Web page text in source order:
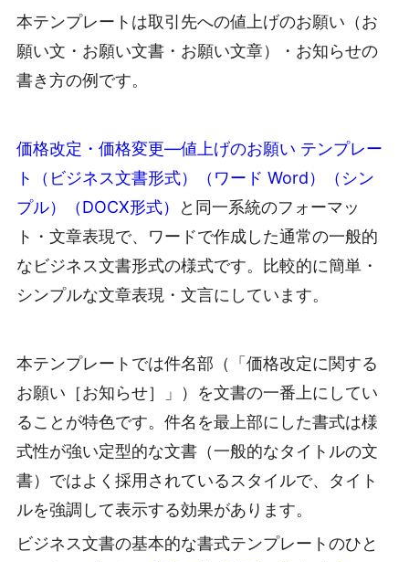
本テンプレートは取引先への値上げのお願い（お
願い文・お願い文書・お願い文章）・お知らせの
書き方の例です。
価格改定・価格変更―値上げのお願い テンプレー
ト（ビジネス文書形式）（ワード Word）（シン
プル）（DOCX形式）
と同一系統のフォーマッ
ト・文章表現で、ワードで作成した通常の一般的
なビジネス文書形式の様式です。比較的に簡単・
シンプルな文章表現・文言にしています。
本テンプレートでは件名部（「価格改定に関する
お願い［お知らせ］」）を文書の一番上にしてい
ることが特色です。件名を最上部にした書式は様
式性が強い定型的な文書（一般的なタイトルの文
書）ではよく採用されているスタイルで、タイト
ルを強調して表示する効果があります。
ビジネス文書の基本的な書式テンプレートのひと